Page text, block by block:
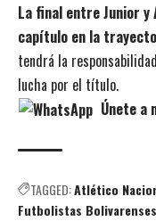
La final entre Junior y
capítulo en la
tendrá la
lucha por el título.
Únete a
TAGGED:Atlético
Futbolistas Bolivarenses